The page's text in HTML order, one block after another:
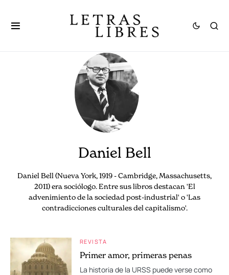
Daniel Bell
Daniel Bell (Nueva York, 1919 - Cambridge, Massachusetts,
2011) era sociólogo. Entre sus libros destacan 'El
advenimiento de la sociedad post-industrial' o 'Las
contradicciones culturales del capitalismo'.
REVISTA
Primer amor, primeras penas
La historia de la URSS puede verse como